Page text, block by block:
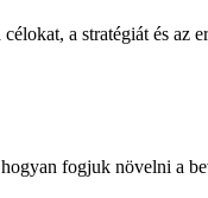
a stratégiát és az
fogjuk növelni a